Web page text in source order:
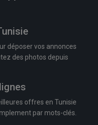
déposer vos annonces
des photos depuis
offres en Tunisie
par mots-clés.